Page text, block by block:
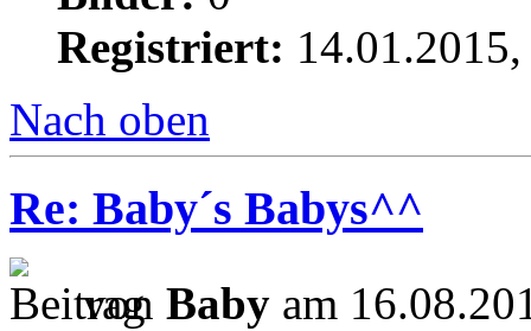
Registriert:
Nach oben
Re: Baby´s Babys^^
von Baby am